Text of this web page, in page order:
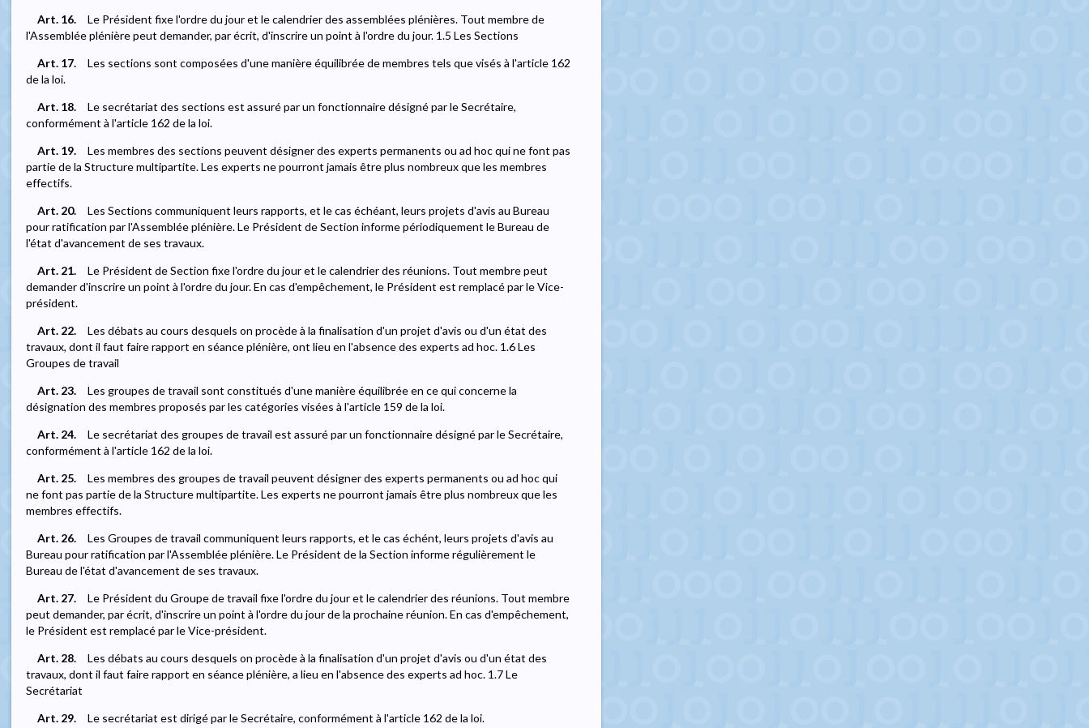
Art. 16.
Le Président fixe l'ordre du jour et le calendrier des assemblées plénières. Tout membre de
l'Assemblée plénière peut demander, par écrit, d'inscrire un point à l'ordre du jour. 1.5 Les Sections
Art. 17.
Les sections sont composées d'une manière équilibrée de membres tels que visés à l'article 162
de la loi.
Art. 18.
Le secrétariat des sections est assuré par un fonctionnaire désigné par le Secrétaire,
conformément à l'article 162 de la loi.
Art. 19.
Les membres des sections peuvent désigner des experts permanents ou ad hoc qui ne font pas
partie de la Structure multipartite. Les experts ne pourront jamais être plus nombreux que les membres
effectifs.
Art. 20.
Les Sections communiquent leurs rapports, et le cas échéant, leurs projets d'avis au Bureau
pour ratification par l'Assemblée plénière. Le Président de Section informe périodiquement le Bureau de
l'état d'avancement de ses travaux.
Art. 21.
Le Président de Section fixe l'ordre du jour et le calendrier des réunions. Tout membre peut
demander d'inscrire un point à l'ordre du jour. En cas d'empêchement, le Président est remplacé par le Vice-
président.
Art. 22.
Les débats au cours desquels on procède à la finalisation d'un projet d'avis ou d'un état des
travaux, dont il faut faire rapport en séance plénière, ont lieu en l'absence des experts ad hoc. 1.6 Les
Groupes de travail
Art. 23.
Les groupes de travail sont constitués d'une manière équilibrée en ce qui concerne la
désignation des membres proposés par les catégories visées à l'article 159 de la loi.
Art. 24.
Le secrétariat des groupes de travail est assuré par un fonctionnaire désigné par le Secrétaire,
conformément à l'article 162 de la loi.
Art. 25.
Les membres des groupes de travail peuvent désigner des experts permanents ou ad hoc qui
ne font pas partie de la Structure multipartite. Les experts ne pourront jamais être plus nombreux que les
membres effectifs.
Art. 26.
Les Groupes de travail communiquent leurs rapports, et le cas échént, leurs projets d'avis au
Bureau pour ratification par l'Assemblée plénière. Le Président de la Section informe régulièrement le
Bureau de l'état d'avancement de ses travaux.
Art. 27.
Le Président du Groupe de travail fixe l'ordre du jour et le calendrier des réunions. Tout membre
peut demander, par écrit, d'inscrire un point à l'ordre du jour de la prochaine réunion. En cas d'empêchement,
le Président est remplacé par le Vice-président.
Art. 28.
Les débats au cours desquels on procède à la finalisation d'un projet d'avis ou d'un état des
travaux, dont il faut faire rapport en séance plénière, a lieu en l'absence des experts ad hoc. 1.7 Le
Secrétariat
Art. 29.
Le secrétariat est dirigé par le Secrétaire, conformément à l'article 162 de la loi.